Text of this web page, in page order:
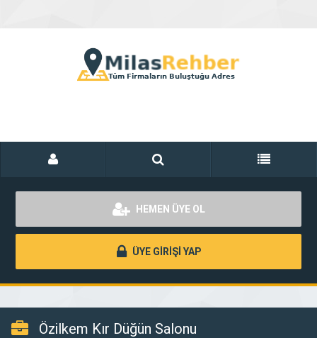
HEMEN ÜYE OL
ÜYE GİRİŞİ YAP
Özilkem Kır Düğün Salonu